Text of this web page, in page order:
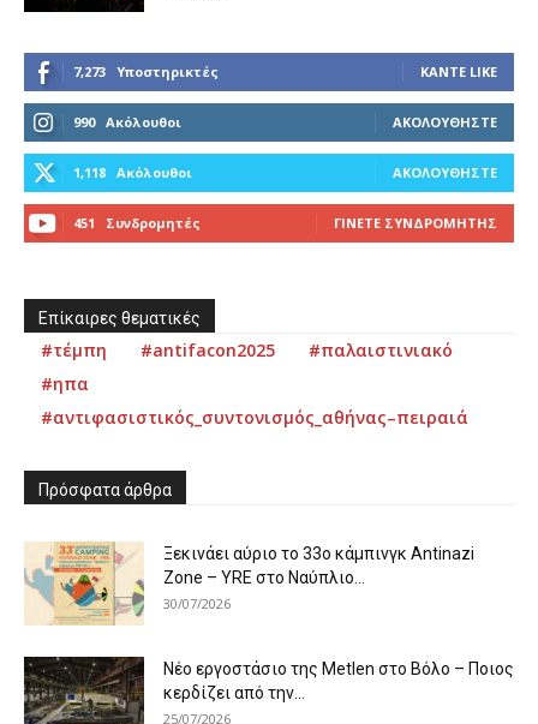
7,273 Υποστηρικτές ΚΆΝΤΕ LIKE
990 Ακόλουθοι ΑΚΟΛΟΥΘΉΣΤΕ
1,118 Ακόλουθοι ΑΚΟΛΟΥΘΉΣΤΕ
451 Συνδρομητές ΓΊΝΕΤΕ ΣΥΝΔΡΟΜΗΤΉΣ
Επίκαιρες θεματικές
#τέμπη #antifacon2025
#παλαιστινιακό
#ηπα
#αντιφασιστικός_συντονισμός_αθήνας–πειραιά
Πρόσφατα άρθρα
Ξεκινάει αύριο το 33ο κάμπινγκ Antinazi
Zone – YRE στο Ναύπλιο...
30/07/2026
Νέο εργοστάσιο της Metlen στο Βόλο – Ποιος
κερδίζει από την...
25/07/2026